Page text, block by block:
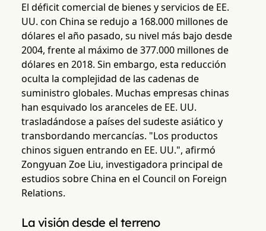
El déficit comercial de bienes y servicios de EE.
UU. con China se redujo a 168.000 millones de
dólares el año pasado, su nivel más bajo desde
2004, frente al máximo de 377.000 millones de
dólares en 2018. Sin embargo, esta reducción
oculta la complejidad de las cadenas de
suministro globales. Muchas empresas chinas
han esquivado los aranceles de EE. UU.
trasladándose a países del sudeste asiático y
transbordando mercancías. "Los productos
chinos siguen entrando en EE. UU.", afirmó
Zongyuan Zoe Liu, investigadora principal de
estudios sobre China en el Council on Foreign
Relations.
La visión desde el terreno